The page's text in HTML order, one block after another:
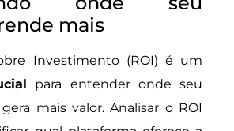
mais
Investimento (ROI) é um
para entender onde seu
mais valor. Analisar o ROI